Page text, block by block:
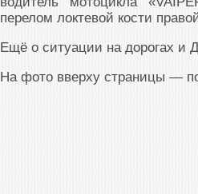
перелом локтевой кости
Ещё о ситуации на дорогах
На фото вверху страницы —